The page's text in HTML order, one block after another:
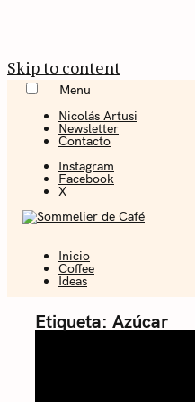
Skip to content
Menu
Nicolás Artusi
Newsletter
Contacto
Instagram
Facebook
X
Coffee + Ideas
Inicio
Coffee
Ideas
Etiqueta: Azúcar